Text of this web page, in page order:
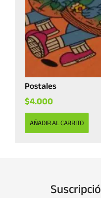
Postales
$4.000
AÑADIR AL CARRITO